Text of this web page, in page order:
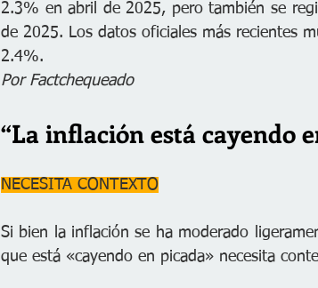
2.3% en abril de 2025, pero también se
de 2025. Los datos oficiales más recientes
2.4%.
Por Factchequeado
“La inflación está cayendo
NECESITA CONTEXTO
Si bien la inflación se ha moderado
que está «cayendo en picada» necesita